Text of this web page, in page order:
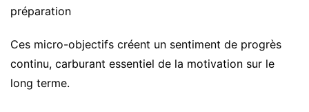
préparation
Ces micro-objectifs créent un sentiment de progrès
continu, carburant essentiel de la motivation sur le
long terme.